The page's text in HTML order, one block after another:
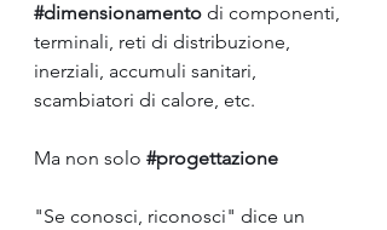
#dimensionamento di componenti,
terminali, reti di distribuzione,
inerziali, accumuli sanitari,
scambiatori di calore, etc.
Ma non solo #progettazione
"Se conosci, riconosci" dice un